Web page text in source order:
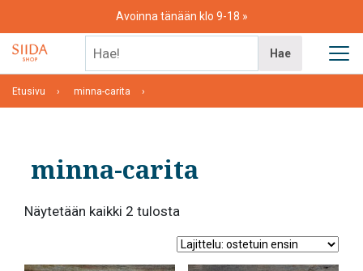
content
Avoinna tänään klo 9-18
Hae
Etusivu minna-carita
minna-carita
Näytetään kaikki 2 tulosta
ensin